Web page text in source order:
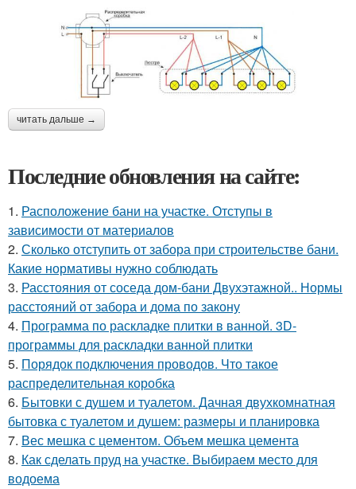
читать дальше →
Последние обновления на сайте:
1. Расположение бани на участке. Отступы в
зависимости от материалов
2. Сколько отступить от забора при строительстве бани.
Какие нормативы нужно соблюдать
3. Расстояния от соседа дом-бани Двухэтажной.. Нормы
расстояний от забора и дома по закону
4. Программа по раскладке плитки в ванной. 3D-
программы для раскладки ванной плитки
5. Порядок подключения проводов. Что такое
распределительная коробка
6. Бытовки с душем и туалетом. Дачная двухкомнатная
бытовка с туалетом и душем: размеры и планировка
7. Вес мешка с цементом. Объем мешка цемента
8. Как сделать пруд на участке. Выбираем место для
водоема